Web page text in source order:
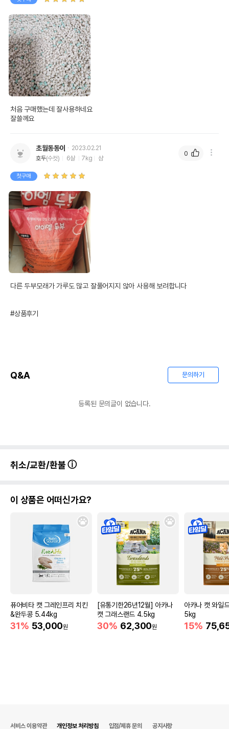
처음 구매했는데 잘사용하네요
잘쓸께요
초월동동이
2023.02.21
호두(수컷) 6살 7kg 샴
첫구매
다른 두부모래가 가루도 많고 잘풀어지지 않아 사용해 보려합니다
#상품후기
0
Q&A 문의하기
등록된 문의글이 없습니다.
취소/교환/환불
이 상품은 어떠신가요?
퓨어비타 캣 그레인프리 치킨
&완두콩 5.44kg
31% 53,000원
[유통기한26년12월] 아카나
캣 그래스랜드 4.5kg
30% 62,300원
아카나 캣 와일
5kg
15%
서비스 이용약관 개인정보 처리방침 입점/제휴 문의 공지사항